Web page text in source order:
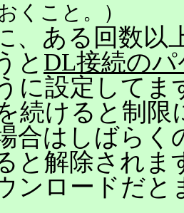
くこと。）
、ある回数以
と DL接続の
に設定してま
続けると制限
合はしばらく
と解除されま
ンロードだと